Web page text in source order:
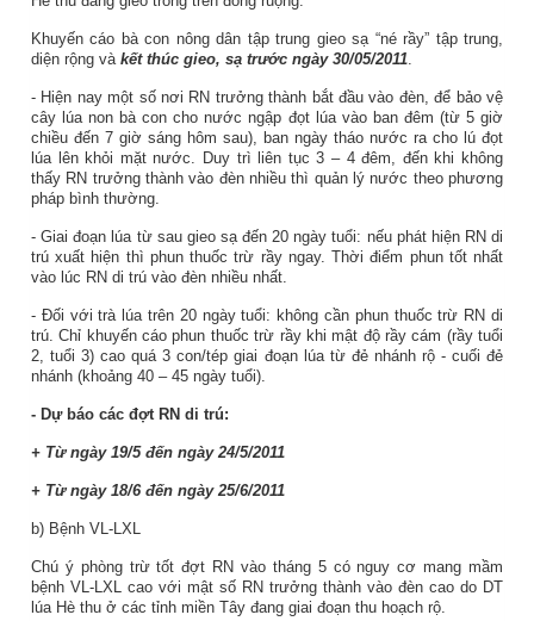
Khuyến cáo bà con nông dân tập trung gieo sạ “né rầy” tập trung,
diện rộng và kết thúc gieo, sạ trước ngày 30/05/2011
- Hiện nay một số nơi RN trưởng thành bắt đầu vào đèn, để bảo vệ
cây lúa non bà con cho nước ngập đọt lúa vào ban đêm (từ 5 giờ
chiều đến 7 giờ sáng hôm sau), ban ngày tháo nước ra cho lú đọt
lúa lên khỏi mặt nước. Duy trì liên tục 3 – 4 đêm, đến khi không
thấy RN trưởng thành vào đèn nhiều thì quản lý nước theo phương
pháp bình thường.
- Giai đoạn lúa từ sau gieo sạ đến 20 ngày tuổi: nếu phát hiện RN di
trú xuất hiện thì phun thuốc trừ rầy ngay. Thời điểm phun tốt nhất
vào lúc RN di trú vào đèn nhiều nhất.
- Đối với trà lúa trên 20 ngày tuổi: không cần phun thuốc trừ RN di
trú. Chỉ khuyến cáo phun thuốc trừ rầy khi mật độ rầy cám (rầy tuổi
2, tuổi 3) cao quá 3 con/tép giai đoạn lúa từ đẻ nhánh rộ - cuối đẻ
nhánh (khoảng 40 – 45 ngày tuổi).
- Dự báo các đợt RN di trú:
+ Từ ngày 19/5 đến ngày 24/5/2011
+ Từ ngày 18/6 đến ngày 25/6/2011
b) Bệnh VL-LXL
Chú ý phòng trừ tốt đợt RN vào tháng 5 có nguy cơ mang mầm
bệnh VL-LXL cao với mật số RN trưởng thành vào đèn cao do DT
lúa Hè thu ở các tỉnh miền Tây đang giai đoạn thu hoạch rộ.